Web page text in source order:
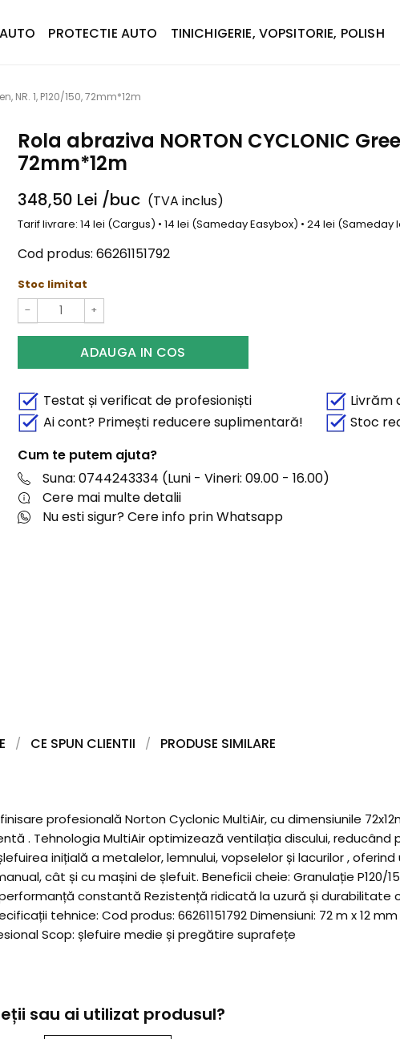
PROTECTIE AUTO TINICHIGERIE, VOPSITORIE, POLISH
NR. 1, P120/150, 72mm*12m
Rola abraziva NORTON CYCLONIC
72mm*12m
348,50 Lei /buc (TVA inclus)
Tarif livrare: 14 lei (Cargus) • 14 lei (Sameday Easybox) • 24 lei
Cod produs: 66261151792
Stoc limitat
− +
ADAUGA IN COS
Testat și verificat de profesioniști
Livrăm
Ai cont? Primești reducere suplimentară!
Stoc
Cum te putem ajuta?
Suna: 0744243334 (Luni - Vineri: 09.00 - 16.00)
Cere mai multe detalii
Nu esti sigur? Cere info prin Whatsapp
CE SPUN CLIENTII PRODUSE SIMILARE
profesională Norton Cyclonic MultiAir, cu dimensiunile
. Tehnologia MultiAir optimizează ventilația discului, reducând
inițială a metalelor, lemnului, vopselelor și lacurilor ,
cât și cu mașini de șlefuit. Beneficii cheie: Granulație P120/
constantă Rezistență ridicată la uzură și
tehnice: Cod produs: 66261151792 Dimensiuni: 72 m x 12 mm
Scop: șlefuire medie și pregătire suprafețe
sau ai utilizat produsul?